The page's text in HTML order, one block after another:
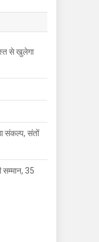
से खुलेगा
संकल्प, संतों
सम्मान, 35